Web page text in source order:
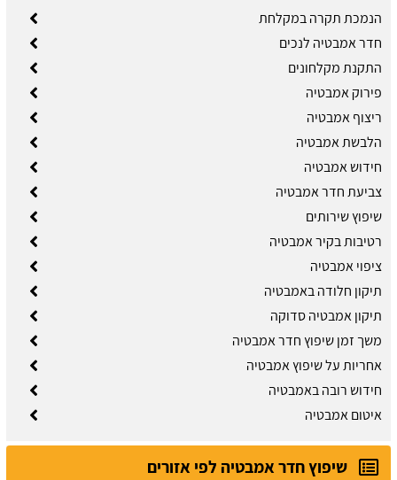
הנמכת תקרה במקלחת
חדר אמבטיה לנכים
התקנת מקלחונים
פירוק אמבטיה
ריצוף אמבטיה
הלבשת אמבטיה
חידוש אמבטיה
צביעת חדר אמבטיה
שיפוץ שירותים
רטיבות בקיר אמבטיה
ציפוי אמבטיה
תיקון חלודה באמבטיה
תיקון אמבטיה סדוקה
משך זמן שיפוץ חדר אמבטיה
אחריות על שיפוץ אמבטיה
חידוש רובה באמבטיה
איטום אמבטיה
שיפוץ חדר אמבטיה לפי אזורים